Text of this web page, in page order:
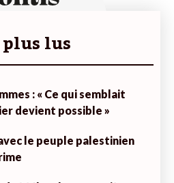
plus lus
: « Ce qui semblait
devient possible »
le peuple palestinien